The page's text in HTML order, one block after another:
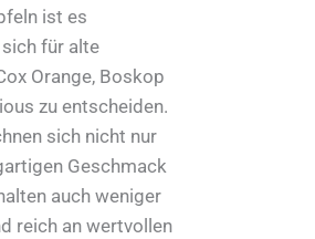
ist es
für alte
Orange, Boskop
zu entscheiden.
sich nicht nur
Geschmack
auch weniger
reich an wertvollen